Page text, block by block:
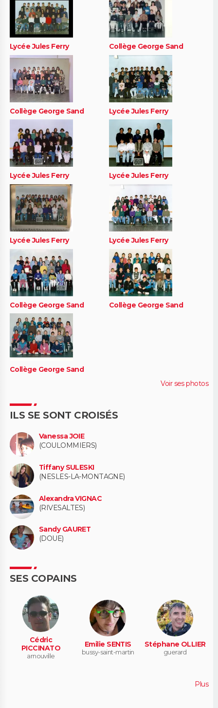
Lycée Jules Ferry Collège George Sand
Collège George Sand Lycée Jules Ferry
Lycée Jules Ferry Lycée Jules Ferry
Lycée Jules Ferry Lycée Jules Ferry
Collège George Sand Collège George Sand
Collège George Sand
Voir ses photos
ILS SE SONT CROISÉS
Vanessa JOIE
(COULOMMIERS)
Tiffany SULESKI
(NESLES-LA-MONTAGNE)
Alexandra VIGNAC
(RIVESALTES)
Sandy GAURET
(DOUE)
SES COPAINS
Cédric
PICCINATO
arnouville
Emilie SENTIS
bussy-saint-martin
Stéphane OLLIER
guerard
Plus